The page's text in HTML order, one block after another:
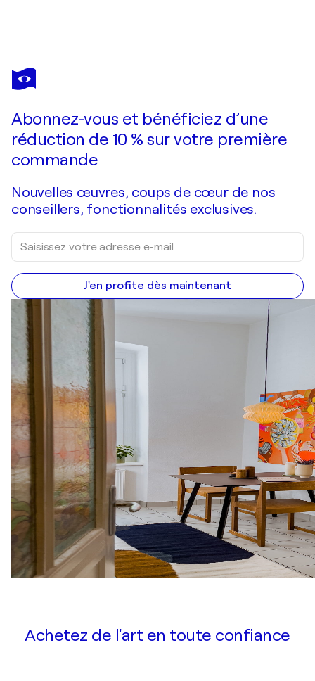
ELLEN FASTHUBER-HUEMER
Loggia
Abonnez-vous et bénéficiez d’une
réduction de 10 % sur votre première
commande
Nouvelles œuvres, coups de cœur de nos
conseillers, fonctionnalités exclusives.
J'en profite dès maintenant
Achetez de l'art en toute confiance